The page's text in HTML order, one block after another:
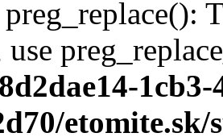
preg_replace():
use
1cb3-